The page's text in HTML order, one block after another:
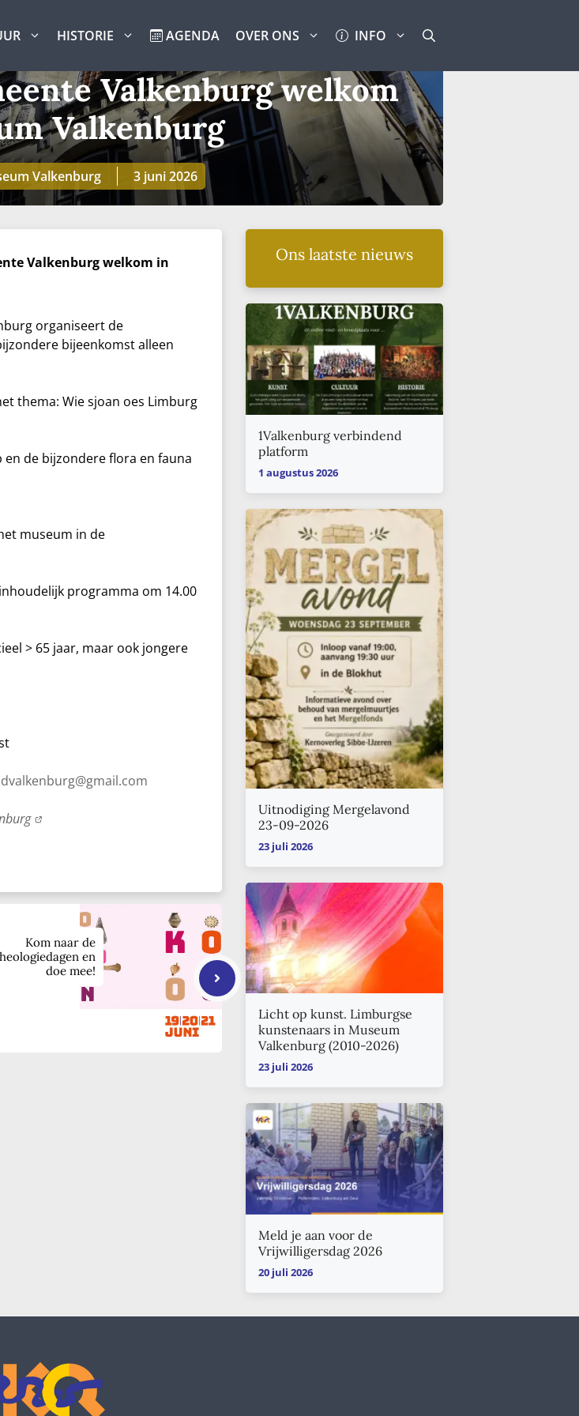
HISTORIE AGENDA OVER ONS INFO
Valkenburg welkom
Valkenburg
Valkenburg 3 juni 2026
Valkenburg welkom in
organiseert de
bijeenkomst alleen
thema: Wie sjoan oes Limburg
de bijzondere flora en fauna
museum in de
programma om 14.00
> 65 jaar, maar ook jongere
Kom naar de
en
doe mee!
Ons laatste nieuws
1Valkenburg verbindend
platform
1 augustus 2026
Uitnodiging Mergelavond
23-09-2026
23 juli 2026
Licht op kunst. Limburgse
kunstenaars in Museum
Valkenburg (2010-2026)
23 juli 2026
Meld je aan voor de
Vrijwilligersdag 2026
20 juli 2026